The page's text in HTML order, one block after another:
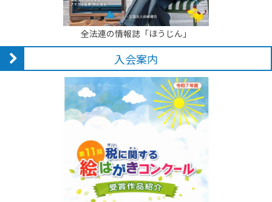
全法連の情報誌「ほうじん」
入会案内